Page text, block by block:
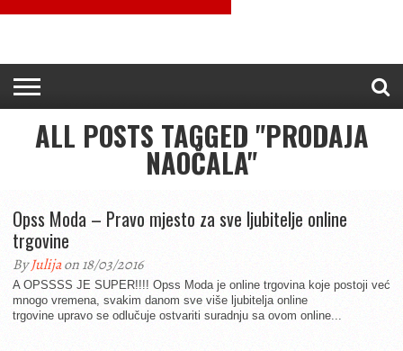
ALL POSTS TAGGED "PRODAJA
NAOČALA"
Opss Moda – Pravo mjesto za sve ljubitelje online
trgovine
ByJulijaon 18/03/2016
A OPSSSS JE SUPER!!!! Opss Moda je online trgovina koje postoji već
mnogo vremena, svakim danom sve više ljubitelja online
trgovine upravo se odlučuje ostvariti suradnju sa ovom online...